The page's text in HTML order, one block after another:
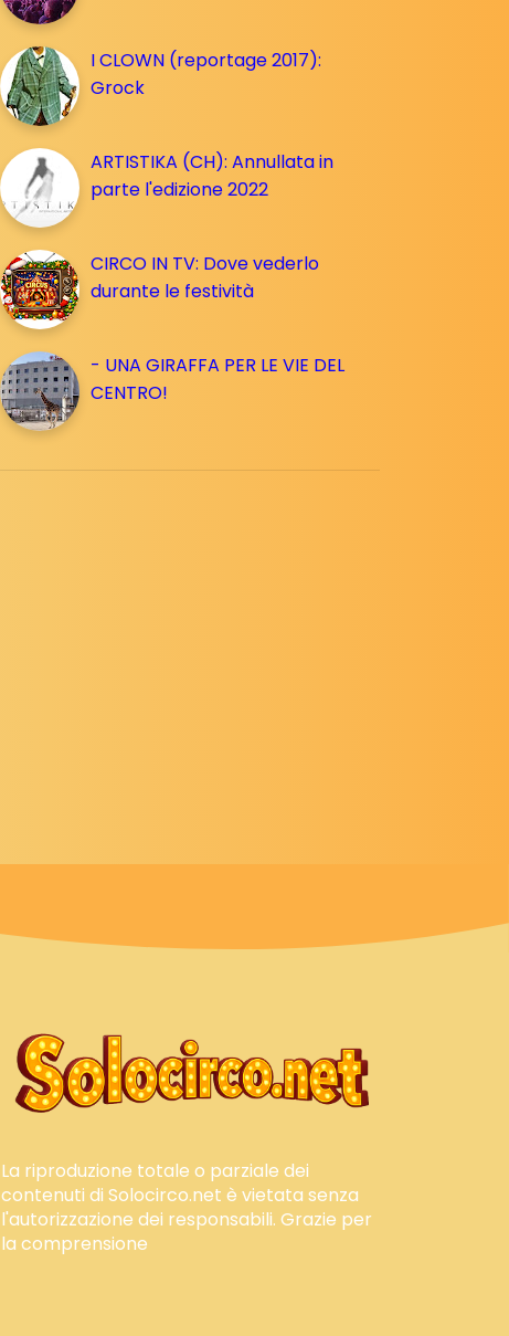
I CLOWN (reportage 2017):
Grock
ARTISTIKA (CH): Annullata in
parte l'edizione 2022
CIRCO IN TV: Dove vederlo
durante le festività
- UNA GIRAFFA PER LE VIE DEL
CENTRO!
La riproduzione totale o parziale dei
contenuti di Solocirco.net è vietata senza
l'autorizzazione dei responsabili. Grazie per
la comprensione